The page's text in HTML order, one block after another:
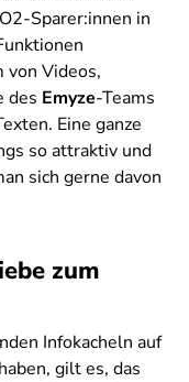
Sparer:innen in
von Videos,
des Emyze-Teams
Eine ganze
so attraktiv und
sich gerne davon
zum
Infokacheln auf
gilt es, das